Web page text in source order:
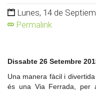
Lunes, 14 de
Permalink
Dissabte 26 Setembre
Una manera fàcil i
és una Via Ferrada, per